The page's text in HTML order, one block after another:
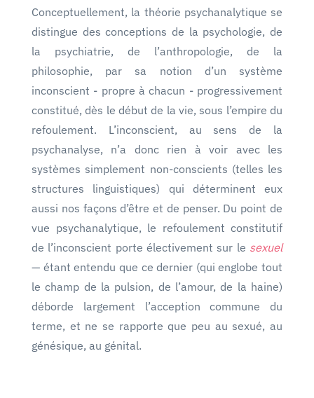
Conceptuellement, la théorie psychanalytique se
distingue des conceptions de la psychologie, de
la psychiatrie, de l’anthropologie, de la
philosophie, par sa notion d’un système
inconscient - propre à chacun - progressivement
constitué, dès le début de la vie, sous l’empire du
refoulement. L’inconscient, au sens de la
psychanalyse, n’a donc rien à voir avec les
systèmes simplement non-conscients (telles les
structures linguistiques) qui déterminent eux
aussi nos façons d’être et de penser. Du point de
vue psychanalytique, le refoulement constitutif
de l’inconscient porte électivement sur le sexuel
— étant entendu que ce dernier (qui englobe tout
le champ de la pulsion, de l’amour, de la haine)
déborde largement l’acception commune du
terme, et ne se rapporte que peu au sexué, au
génésique, au génital.